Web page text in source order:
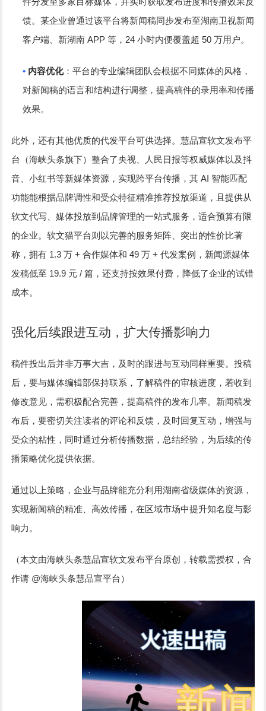
馈。某企业曾通过该平台将新闻稿同步发布至湖南卫视新闻
客户端、新湖南 APP等， 24小时内便覆盖超50万用户。
• 内容优化：平台的专业编辑团队会根据不同媒体的风格，
对新闻稿的语言和结构进行调整，提高稿件的录用率和传播
效果。
此外，还有其他优质的代发平台可供选择。慧品宣软文发布平
台（海峡头条旗下）整合了央视、人民日报等权威媒体以及抖
音、小红书等新媒体资源，实现跨平台传播，其 AI 智能匹配
功能能根据品牌调性和受众特征精准推荐投放渠道，且提供从
软文代写、媒体投放到品牌管理的一站式服务，适合预算有限
的企业。软文猫平台则以完善的服务矩阵、突出的性价比著
称，拥有 1.3万+合作媒体和49万+代发案例，新闻源媒体
发稿低至 19.9 元/篇，还支持按效果付费，降低了企业的试错
成本。
强化后续跟进互动，扩大传播影响力
稿件投出后并非万事大吉，及时的跟进与互动同样重要。投稿
后，要与媒体编辑部保持联系，了解稿件的审核进度，若收到
修改意见，需积极配合完善，提高稿件的发布几率。新闻稿发
布后，要密切关注读者的评论和反馈，及时回复互动，增强与
受众的粘性，同时通过分析传播数据，总结经验，为后续的传
播策略优化提供依据。
通过以上策略，企业与品牌能充分利用湖南省级媒体的资源，
实现新闻稿的精准、高效传播，在区域市场中提升知名度与影
响力。
（本文由海峡头条慧品宣软文发布平台原创，转载需授权，合
作请 @海峡头条慧品宣平台）